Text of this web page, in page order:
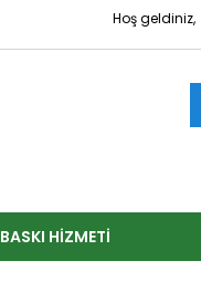
Hoş geldiniz,
HIZMETI